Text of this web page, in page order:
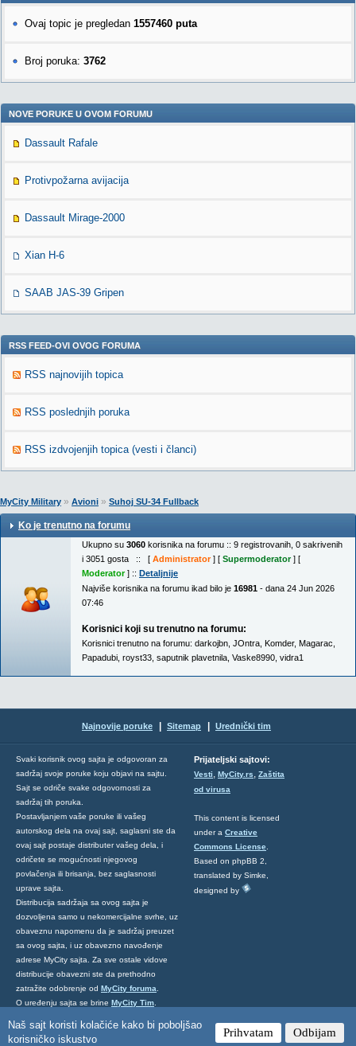
Naš sajt koristi kolačiće kako bi poboljšao
korisničko iskustvo
Prihvatam Odbijam
Ovaj topic je pregledan 1557460 puta
Broj poruka: 3762
NOVE PORUKE U OVOM FORUMU
Dassault Rafale
Protivpožarna avijacija
Dassault Mirage-2000
Xian H-6
SAAB JAS-39 Gripen
RSS FEED-OVI OVOG FORUMA
RSS najnovijih topica
RSS poslednjih poruka
RSS izdvojenjih topica (vesti i članci)
MyCity Military » Avioni » Suhoj SU-34 Fullback
Ko je trenutno na forumu
Ukupno su 3060 korisnika na forumu :: 9 registrovanih, 0 sakrivenih
i 3051 gosta :: [ Administrator] [ Supermoderator] [
Moderator] :: Detaljnije
Najviše korisnika na forumu ikad bilo je 16981 - dana 24 Jun 2026
07:46
Korisnici koji su trenutno na forumu:
Korisnici trenutno na forumu: darkojbn JOntra Komder, Magarac
Papadubi royst33 saputnik plavetnila Vaske8990 vidra1
Najnovije poruke Sitemap Urednički tim
Svaki korisnik ovog sajta je odgovoran za
sadržaj svoje poruke koju objavi na sajtu.
Sajt se odriče svake odgovornosti za
sadržaj tih poruka.
Postavljanjem vaše poruke ili vašeg
autorskog dela na ovaj sajt, saglasni ste da
ovaj sajt postaje distributer vašeg dela, i
odričete se mogućnosti njegovog
povlačenja ili brisanja, bez saglasnosti
uprave sajta.
Distribucija sadržaja sa ovog sajta je
dozvoljena samo u nekomercijalne svrhe, uz
obaveznu napomenu da je sadržaj preuzet
sa ovog sajta, i uz obavezno navođenje
adrese MyCity sajta. Za sve ostale vidove
distribucije obavezni ste da prethodno
zatražite odobrenje od MyCity foruma
O uređenju sajta se brine MyCity Tim
ovde.
Prijateljski sajtovi:
Vesti, MyCity.rs, Zaštita
od virusa
This content is licensed
under a Creative
Commons License
Based on phpBB 2,
translated by Simke,
designed by